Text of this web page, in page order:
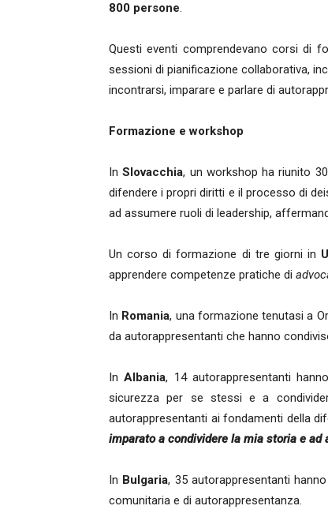
800 persone.
Questi eventi comprendevano corsi di
sessioni di pianificazione collaborativa,
incontrarsi, imparare e parlare di
Formazione e workshop
InSlovacchia, un workshop ha riunito
difendere i propri diritti e il processo di
ad assumere ruoli di leadership,
Un corso di formazione di tre giorni in
apprendere competenze pratiche di
In Romania, una formazione tenutasi a
da autorappresentanti che hanno
InAlbania, 14 autorappresentanti
sicurezza per se stessi e a
autorappresentanti ai fondamenti della
imparato a condividere la mia storia e
In Bulgaria, 35 autorappresentanti
comunitaria e di autorappresentanza.